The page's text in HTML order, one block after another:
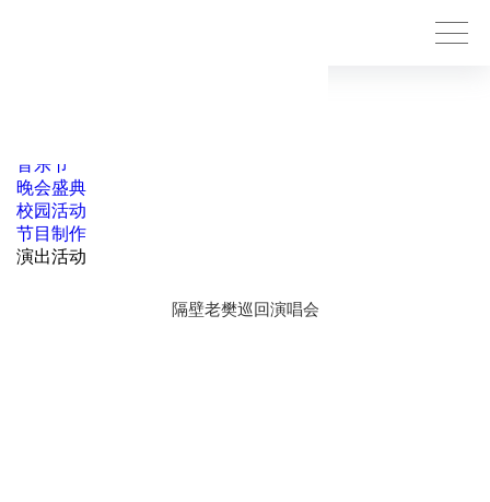
音乐节
晚会盛典
校园活动
节目制作
演出活动
隔壁老樊巡回演唱会